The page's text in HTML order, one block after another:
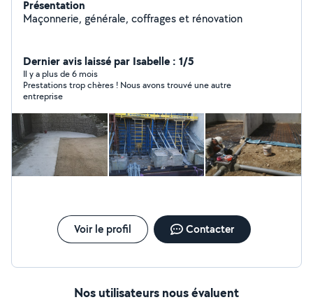
Présentation
Maçonnerie, générale, coffrages et rénovation
Dernier avis laissé par Isabelle : 1/5
Il y a plus de 6 mois
Prestations trop chères ! Nous avons trouvé une autre
entreprise
Voir le profil Contacter
Nos utilisateurs nous évaluent